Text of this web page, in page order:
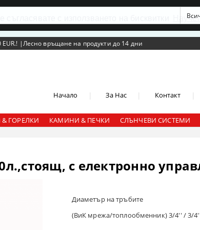
с използването на бисквитки
|Лесно връщане на продукти до 14 дни
Начало За Нас Контакт
ГОРЕЛКИ КАМИНИ & ПЕЧКИ СЛЪНЧЕВИ СИСТЕМИ
с електронно
Диаметър на тръбите
(ВиК мрежа/топлообменник) 3/4'' / 3/4''